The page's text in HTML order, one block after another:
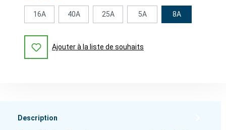
16A 40A 25A 5A 8A
Ajouter à la liste de souhaits
Description